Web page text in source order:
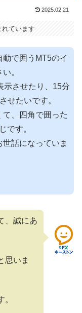
2025.02.21
ています
で囲うMT5のイ
。
示させたり、15分
せたいです。
て、四角で囲った
です。
話になっていま
、誠にあ
思いま